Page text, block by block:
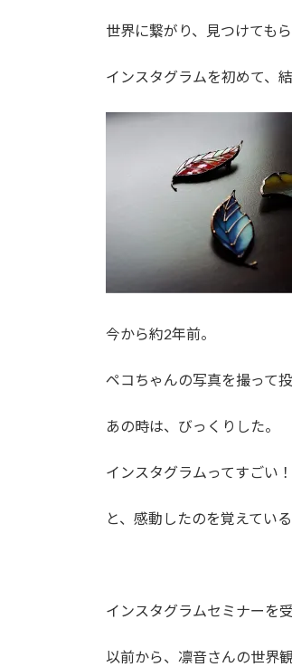
新
時
世界に繋がり、見つけても
インスタグラムを初めて、
今から約2年前。
ペコちゃんの写真を撮って
あの時は、びっくりした。
インスタグラムってすごい！
と、感動したのを覚えている
インスタグラムセミナーを
以前から、凛音さんの世界